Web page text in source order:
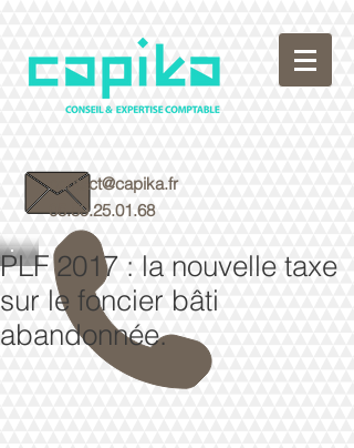
contact@capika.fr
05.59.25.01.68
PLF 2017 : la nouvelle taxe
sur le foncier bâti
abandonnée.